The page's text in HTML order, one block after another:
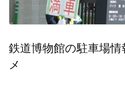
鉄道博物館の駐車場
メ